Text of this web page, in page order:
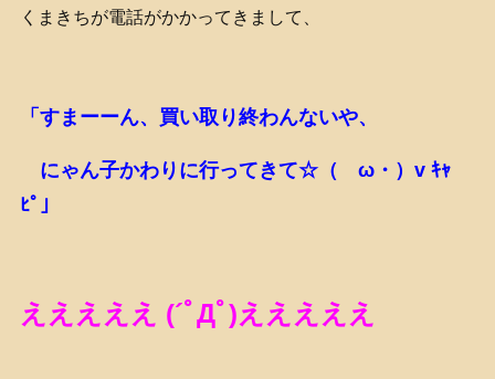
くまきちが電話がかかってきまして、
「すまーーん、買い取り終わんないや、
にゃん子かわりに行ってきて☆（ゝω・）v ｷｬ
ﾋﾟ」
えええええ (´ﾟДﾟ)えええええ